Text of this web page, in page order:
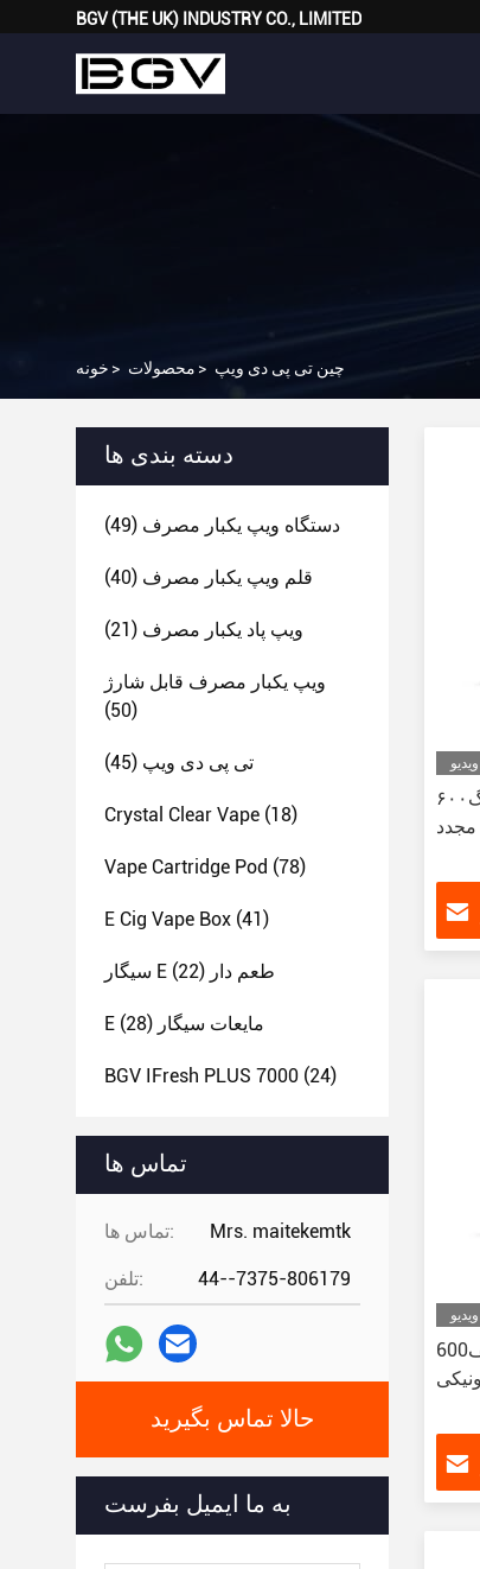
BGV (THE UK) INDUSTRY CO., LIMITED
خونه > محصولات > چین تی پی دی ویپ
دسته بندی ها
دستگاه ویپ یکبار مصرف (49)
قلم ویپ یکبار مصرف (40)
ویپ پاد یکبار مصرف (21)
ویپ یکبار مصرف قابل شارژ
(50)
تی پی دی ویپ (45)
Crystal Clear Vape (18)
Vape Cartridge Pod (78)
E Cig Vape Box (41)
سیگار E طعم دار (22)
E مایعات سیگار (28)
BGV IFresh PLUS 7000 (24)
تماس ها
تماس ها: Mrs. maitekemtk
تلفن: 44--7375-806179
حالا تماس بگیرید
به ما ایمیل بفرست
ویدیو
۶۰۰تفنگ TPD وپ کوچک E سیگاره Fda
مجدد
ویدیو
600فف، TPD وپ، نیکوتین طبیعی،